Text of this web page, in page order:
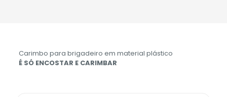
Carimbo para brigadeiro em material plástico
É SÓ ENCOSTAR E CARIMBAR